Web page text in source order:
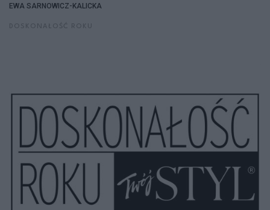
EWA SARNOWICZ-KALICKA